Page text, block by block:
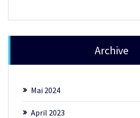
Archive
Mai 2024
April 2023